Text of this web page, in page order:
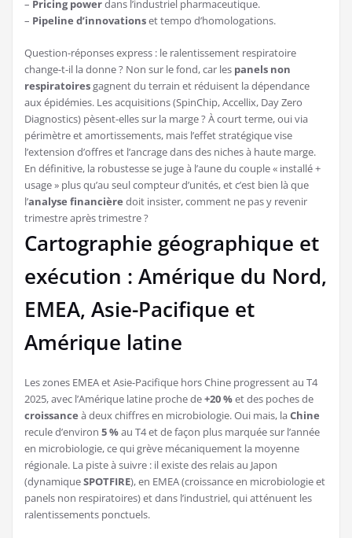
– Pricing powerdans l’industriel pharmaceutique.
– Pipeline d’innovationset tempo d’homologations.
Question-réponses express : le ralentissement respiratoire
change-t-il la donne ? Non sur le fond, car les panels non
respiratoiresgagnent du terrain et réduisent la dépendance
aux épidémies. Les acquisitions (SpinChip, Accellix, Day Zero
Diagnostics) pèsent-elles sur la marge ? À court terme, oui via
périmètre et amortissements, mais l’effet stratégique vise
l’extension d’offres et l’ancrage dans des niches à haute marge.
En définitive, la robustesse se juge à l’aune du couple « installé +
usage » plus qu’au seul compteur d’unités, et c’est bien là que
l’analyse financière doit insister, comment ne pas y revenir
trimestre après trimestre ?
Cartographie géographique et
exécution : Amérique du Nord,
EMEA, Asie-Pacifique et
Amérique latine
Les zones EMEA et Asie-Pacifique hors Chine progressent au T4
2025, avec l’Amérique latine proche de+20 %et des poches de
croissance à deux chiffres en microbiologie. Oui mais, laChine
recule d’environ 5 %au T4 et de façon plus marquée sur l’année
en microbiologie, ce qui grève mécaniquement la moyenne
régionale. La piste à suivre : il existe des relais au Japon
(dynamiqueSPOTFIRE), en EMEA (croissance en microbiologie et
panels non respiratoires) et dans l’industriel, qui atténuent les
ralentissements ponctuels.